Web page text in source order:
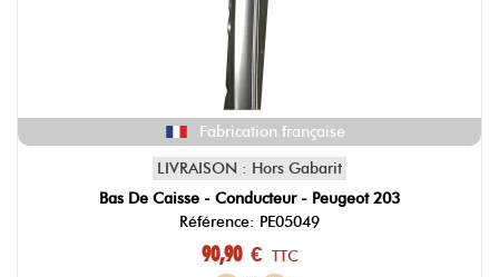
Fabrication française
LIVRAISON : Hors Gabarit
Bas De Caisse - Conducteur - Peugeot 203
Référence: PE05049
90,90 € TTC